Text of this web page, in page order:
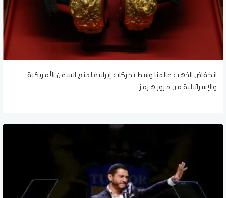
انخفاض الذهب عالميًا وسط تحركات إيرانية لمنع السفن الأمريكية
والإسرائيلية من مرور هرمز